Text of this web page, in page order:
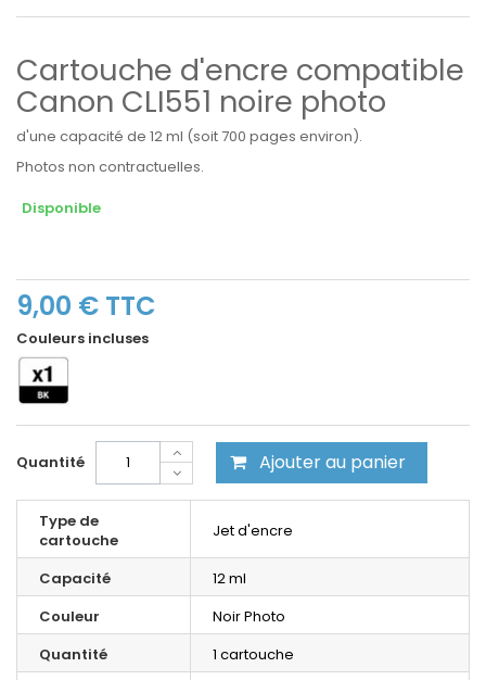
Cartouche d'encre compatible
Canon CLI551 noire photo
d'une capacité de 12 ml (soit 700 pages environ).
Photos non contractuelles.
Disponible
9,00 € TTC
Couleurs incluses
Quantité Ajouter au panier
Type de
cartouche
Jet d'encre
Capacité
12 ml
Couleur
Noir Photo
Quantité
1 cartouche